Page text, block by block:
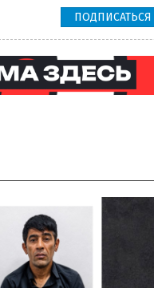
ПОДПИСАТЬСЯ